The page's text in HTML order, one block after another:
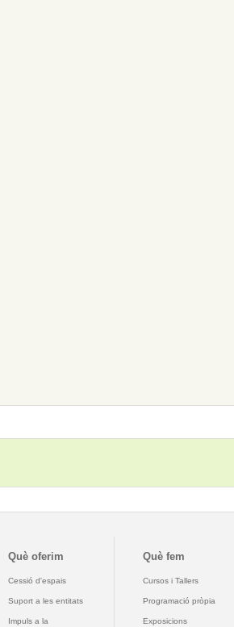
Què oferim
Cessió d'espais
Suport a les entitats
Impuls a la
Què fem
Cursos i Tallers
Programació pròpia
Exposicions